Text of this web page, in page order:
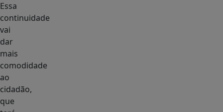
Essa
continuidade
vai
dar
mais
comodidade
ao
cidadão,
que